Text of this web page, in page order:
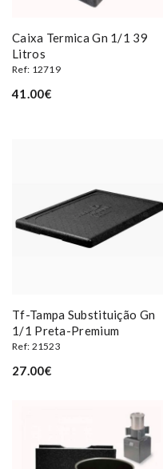
Caixa Termica Gn 1/1 39
Litros
Ref: 12719
41.00€
Tf-Tampa Substituição Gn
1/1 Preta-Premium
Ref: 21523
27.00€